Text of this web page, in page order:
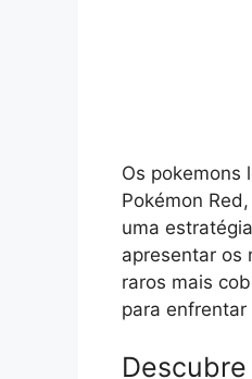
Os pokemons
Pokémon
uma
apresentar os
raros mais
para